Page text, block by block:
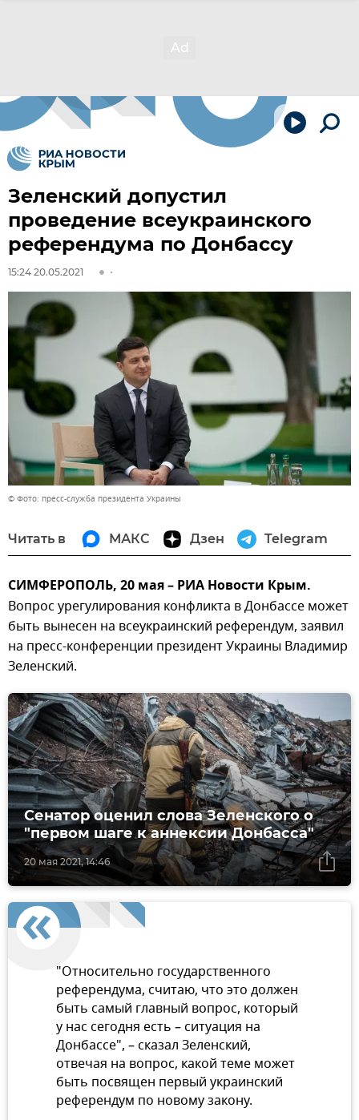
Зеленский допустил
проведение всеукраинского
референдума по Донбассу
15:24 20.05.2021
© Фото: пресс-служба президента Украины
Читать в МАКС Дзен Telegram
СИМФЕРОПОЛЬ, 20 мая – РИА Новости Крым.
Вопрос урегулирования конфликта в Донбассе может
быть вынесен на всеукраинский референдум, заявил
на пресс-конференции президент Украины Владимир
Зеленский.
20 мая 2021, 14:46
Сенатор оценил слова Зеленского о
"первом шаге к аннексии Донбасса"
"Относительно государственного
референдума, считаю, что это должен
быть самый главный вопрос, который
у нас сегодня есть – ситуация на
Донбассе", – сказал Зеленский,
отвечая на вопрос, какой теме может
быть посвящен первый украинский
референдум по новому закону.